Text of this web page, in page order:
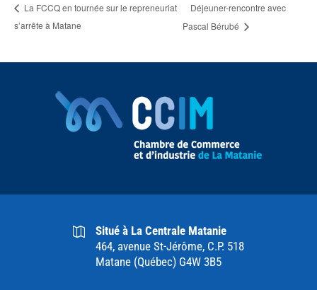
La FCCQ en tournée sur le repreneuriat
s’arrête à Matane
Déjeuner-rencontre avec
Pascal Bérubé
Situé à La Centrale Matanie
464, avenue St-Jérôme, C.P. 518
Matane (Québec) G4W 3B5